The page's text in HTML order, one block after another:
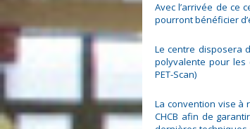
Avec l’arrivée de ce
pourront bénéficier
Le centre disposera
polyvalente pour les
PET-Scan)
La convention vise à
CHCB afin de